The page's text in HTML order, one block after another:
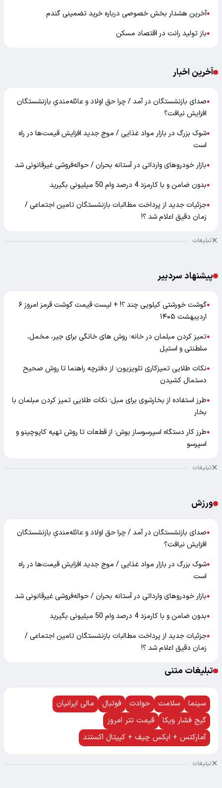
●آخرین هشدار بخش خصوصی درباره خرید تضمینی گندم
●باز تولید رانت در اقتصاد مسکن
آخرین اخبار
●صدای بازنشستگان در آمد / چرا حق اولاد و عائله‌مندیِ بازنشستگان
افزایش نیافت؟
●شوک بزرگ در بازار مواد غذایی / موج جدید افزایش قیمت‌ها در راه
است
●بازار خودرو‌های وارداتی در آستانه بحران / حواله‌فروشی غیرقانونی شد
●بدون ضامن و با کارمزد 4 درصد وام 50 میلیونی بگیرید
●جزئیات جدید از پرداخت مطالبات بازنشستگان تامین اجتماعی /
زمان دقیق اعلام شد ؟!
تبلیغات
پیشنهاد سردبیر
●
گوشت خورشتی کیلویی چند ؟! + لیست قیمت گوشت قرمز امروز ۶
اردیبهشت ۱۴۰۵
●تمیز کردن مبلمان در خانه؛ روش های خانگی برای جیر، مخمل،
سلطنتی و استیل
●نکات طلایی تمیزکاری تلویزیون؛ از دفترچه راهنما تا روش صحیح
دستمال کشیدن
●طرز استفاده از بخارشوی برای مبل؛ نکات طلایی تمیز کردن مبلمان با
بخار
●طرز کار دستگاه اسپرسوساز بوش؛ از قطعات تا روش تهیه کاپوچینو و
اسپرسو
تبلیغات
ورزش
●صدای بازنشستگان در آمد / چرا حق اولاد و عائله‌مندیِ بازنشستگان
افزایش نیافت؟
●شوک بزرگ در بازار مواد غذایی / موج جدید افزایش قیمت‌ها در راه
است
●بازار خودرو‌های وارداتی در آستانه بحران / حواله‌فروشی غیرقانونی شد
●بدون ضامن و با کارمزد 4 درصد وام 50 میلیونی بگیرید
●جزئیات جدید از پرداخت مطالبات بازنشستگان تامین اجتماعی /
زمان دقیق اعلام شد ؟!
تبلیغات متنی
سینما سلامت حوادث فوتبال
مالی ایرانیان
گیج فشار ویکا
قیمت تتر امروز
آمارکتس + ایکس چیف + کپیتال اکستند
تبلیغات